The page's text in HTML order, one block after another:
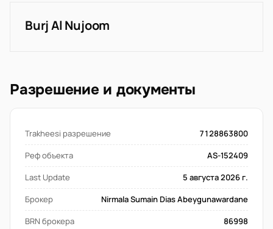
Burj Al Nujoom
Разрешение и документы
Trakheesi разрешение
7128863800
Реф объекта
AS-152409
Last Update
5 августа 2026 г.
Брокер
Nirmala Sumain Dias Abeygunawardane
BRN брокера
86998